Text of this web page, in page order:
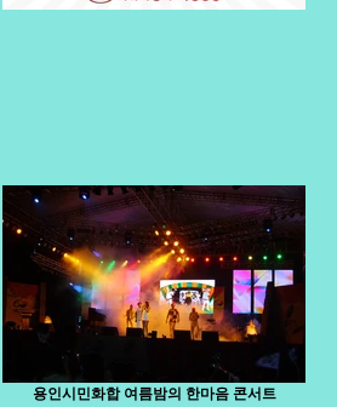
용인시민화합 여름밤의 한마음 콘서트